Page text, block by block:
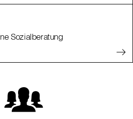
Sozialberatung